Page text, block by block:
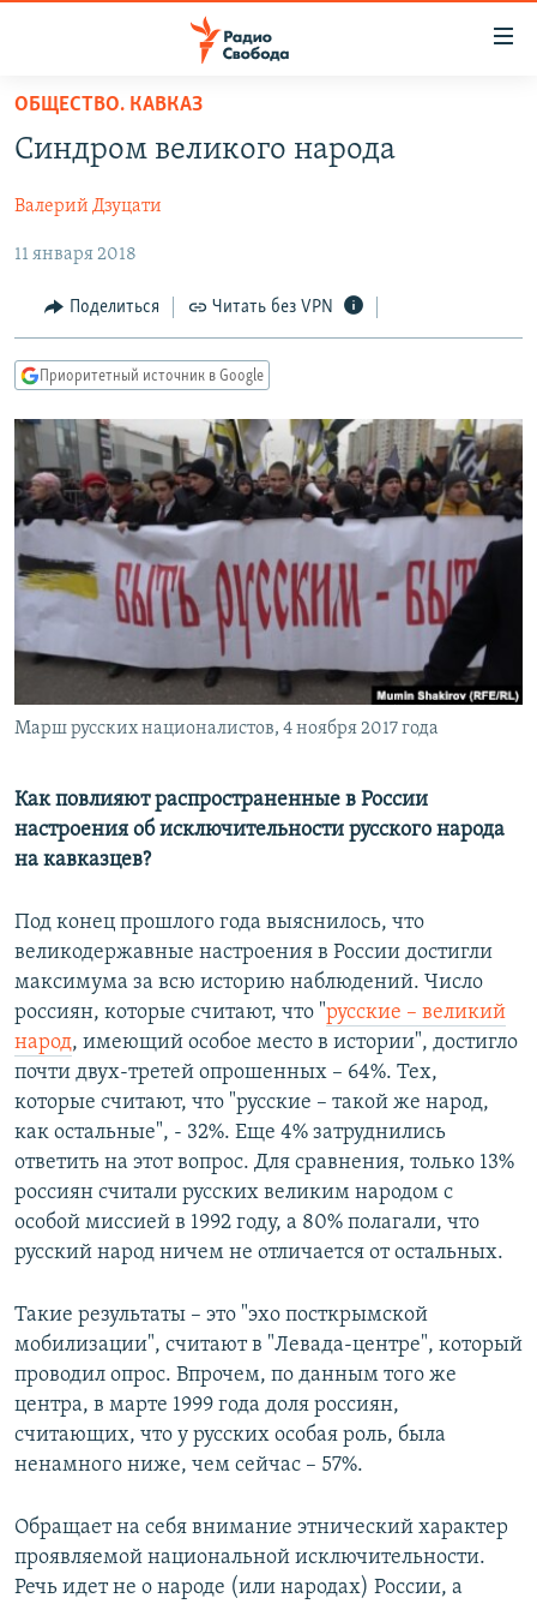
упрощенного
доступа
содержанию
Вернутся
главной
навигации
Вернутся
поиску
ПОДКАСТЫ
АВТОРСКИЕ ПРОЕКТЫ
ЦИТАТЫ СВОБОДЫ
МНЕНИЯ
КУЛЬТУРА
IDEL.РЕАЛИИ
КАВКАЗ.РЕАЛИИ
СЕВЕР.РЕАЛИИ
СИБИРЬ.РЕАЛИИ
РАСПИСАНИЕ ВЕЩАНИЯ
ПОДПИШИТЕСЬ НА РАССЫЛКУ
СОЦИАЛЬНЫЕ СЕТИ
Все сайты РСЕ/РС
ОБЩЕСТВО. КАВКАЗ
Синдром великого народа
Валерий Дзуцати
11 января 2018
Поделиться Читать без VPN
Приоритетный источник в Google
Марш русских националистов, 4 ноября 2017 года
Как повлияют распространенные в России
настроения об исключительности русского народа
на кавказцев?
Под конец прошлого года выяснилось, что
великодержавные настроения в России достигли
максимума за всю историю наблюдений. Число
россиян, которые считают, что "русские – великий
народ, имеющий особое место в истории", достигло
почти двух-третей опрошенных – 64%. Тех,
которые считают, что "русские – такой же народ,
как остальные", - 32%. Еще 4% затруднились
ответить на этот вопрос. Для сравнения, только 13%
россиян считали русских великим народом с
особой миссией в 1992 году, а 80% полагали, что
русский народ ничем не отличается от остальных.
Такие результаты – это "эхо посткрымской
мобилизации", считают в "Левада-центре", который
проводил опрос. Впрочем, по данным того же
центра, в марте 1999 года доля россиян,
считающих, что у русских особая роль, была
ненамного ниже, чем сейчас – 57%.
Обращает на себя внимание этнический характер
проявляемой национальной исключительности.
Речь идет не о народе (или народах) России, а